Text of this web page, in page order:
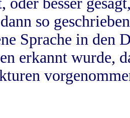
so
Sprache in
erkannt wurde,